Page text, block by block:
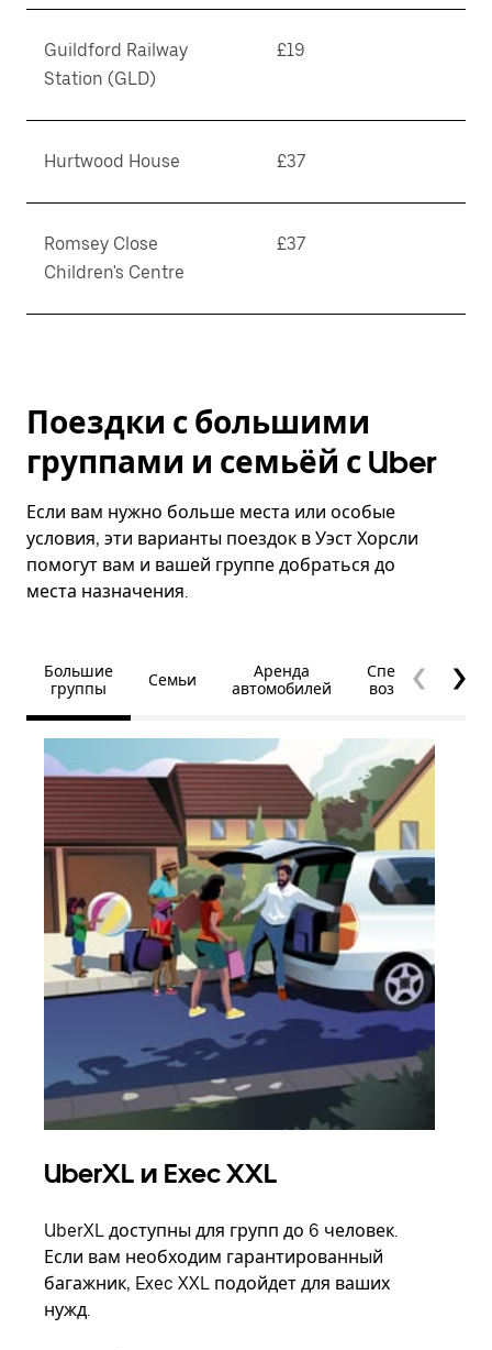
Guildford Railway
Station (GLD)
£19
Hurtwood House £37
Romsey Close
Children's Centre
£37
Поездки с большими
группами и семьёй с Uber
Если вам нужно больше места или особые
условия, эти варианты поездок в Уэст Хорсли
помогут вам и вашей группе добраться до
места назначения.
Большие
группы
Семьи
Аренда
автомобилей
Специальные
возможности
UberXL и Exec XXL
UberXL доступны для групп до 6 человек.
Если вам необходим гарантированный
багажник, Exec XXL подойдет для ваших
нужд.